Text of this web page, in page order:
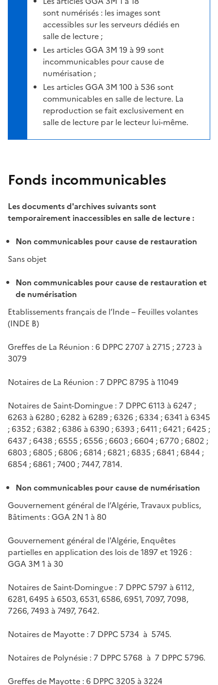
sont numérisés : les images sont
accessibles sur les serveurs dédiés en
salle de lecture ;
Les articles GGA 3M 19 à 99 sont
incommunicables pour cause de
numérisation ;
Les articles GGA 3M 100 à 536 sont
communicables en salle de lecture. La
reproduction se fait exclusivement en
salle de lecture par le lecteur lui-même.
Fonds incommunicables
Les documents d'archives suivants sont
temporairement inaccessibles en salle de lecture :
Non communicables pour cause de restauration
Sans objet
Non communicables pour cause de restauration et
de numérisation
Etablissements français de l’Inde – Feuilles volantes
(INDE B)
Greffes de La Réunion : 6 DPPC 2707 à 2715 ; 2723 à
3079
Notaires de La Réunion : 7 DPPC 8795 à 11049
Notaires de Saint-Domingue : 7 DPPC 6113 à 6247 ;
6263 à 6280 ; 6282 à 6289 ; 6326 ; 6334 ; 6341 à 6345
; 6352 ; 6382 ; 6386 à 6390 ; 6393 ; 6411 ; 6421 ; 6425 ;
6437 ; 6438 ; 6555 ; 6556 ; 6603 ; 6604 ; 6770 ; 6802 ;
6803 ; 6805 ; 6806 ; 6814 ; 6821 ; 6835 ; 6841 ; 6844 ;
6854 ; 6861 ; 7400 ; 7447, 7814.
Non communicables pour cause de numérisation
Gouvernement général de l’Algérie, Travaux publics,
Bâtiments : GGA 2N 1 à 80
Gouvernement général de l'Algérie, Enquêtes
partielles en application des lois de 1897 et 1926 :
GGA 3M 1 à 30
Notaires de Saint-Domingue : 7 DPPC 5797 à 6112,
6281, 6495 à 6503, 6531, 6586, 6951, 7097, 7098,
7266, 7493 à 7497, 7642.
Notaires de Mayotte : 7 DPPC 5734 à 5745.
Notaires de Polynésie : 7 DPPC 5768 à 7 DPPC 5796.
Greffes de Mayotte : 6 DPPC 3205 à 3224